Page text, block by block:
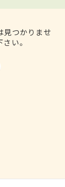
見つかりませ
い。